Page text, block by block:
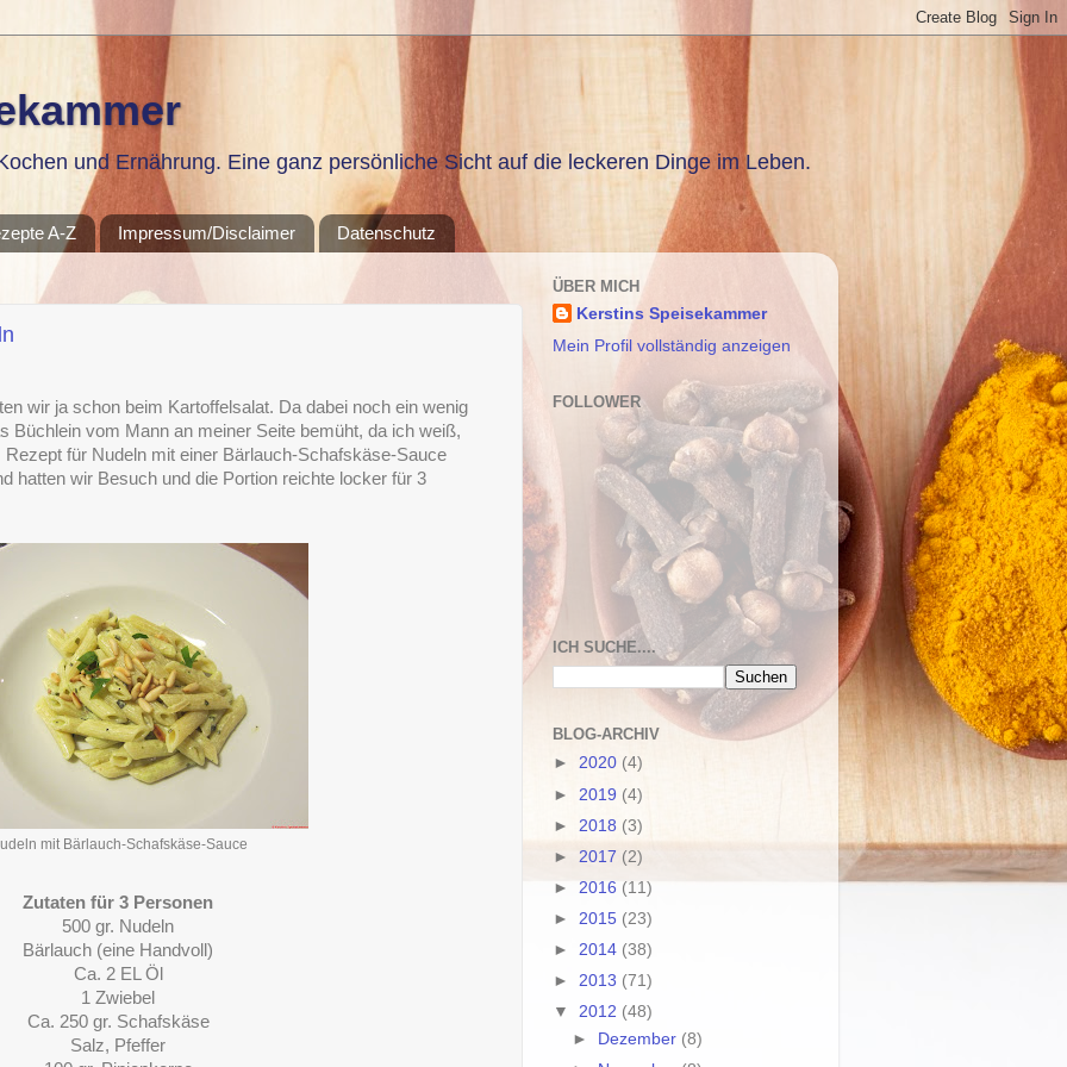
und Ernährung. Eine ganz persönliche Sicht auf die leckeren Dinge im Leben.
A-Z Impressum/Disclaimer Datenschutz
wir ja schon beim Kartoffelsalat. Da dabei noch ein wenig
Büchlein vom Mann an meiner Seite bemüht, da ich weiß,
für Nudeln mit einer Bärlauch-Schafskäse-Sauce
hatten wir Besuch und die Portion reichte locker für 3
mit Bärlauch-Schafskäse-Sauce
Zutaten für 3 Personen
500 gr. Nudeln
Bärlauch (eine Handvoll)
Ca. 2 EL Öl
1 Zwiebel
Ca. 250 gr. Schafskäse
Salz, Pfeffer
ÜBER MICH
Kerstins Speisekammer
Mein Profil vollständig anzeigen
FOLLOWER
ICH SUCHE....
BLOG-ARCHIV
► 2020 (4)
► 2019 (4)
► 2018 (3)
► 2017 (2)
► 2016 (11)
► 2015 (23)
► 2014 (38)
► 2013 (71)
▼ 2012 (48)
►
Dezember (8)